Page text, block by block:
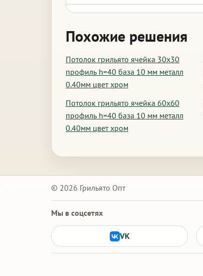
Похожие решения
Потолок грильято ячейка 30х30
профиль h=40 база 10 мм металл
0.40мм цвет хром
Потолок грильято ячейка 60х60
профиль h=40 база 10 мм металл
0.40мм цвет хром
© 2026 Грильято Опт
Мы в соцсетях
VK